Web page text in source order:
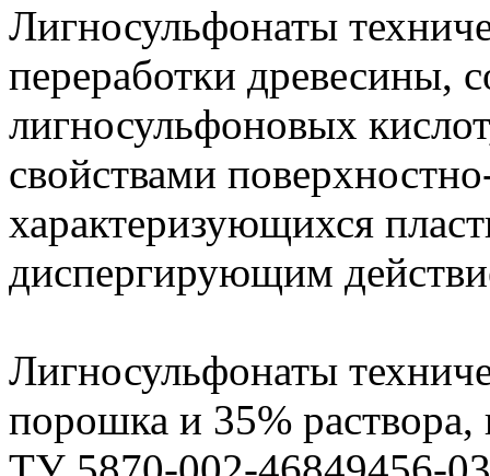
Лигносульфонаты
переработки древесины,
лигносульфоновых
свойствами
характеризующихся
диспергирующим
Лигносульфонаты
порошка и 35% раствора,